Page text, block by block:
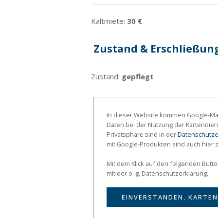
Kaltmiete: 30 €
Zustand &
Zustand: gepflegt
In dieser Website kommen Google-
Daten bei der Nutzung der
Privatsphäre sind in der
mit Google-Produkten sind auch hier
Mit dem Klick auf den folgenden
mit der o. g. Datenschutzerklärung.
EINVERSTANDEN,